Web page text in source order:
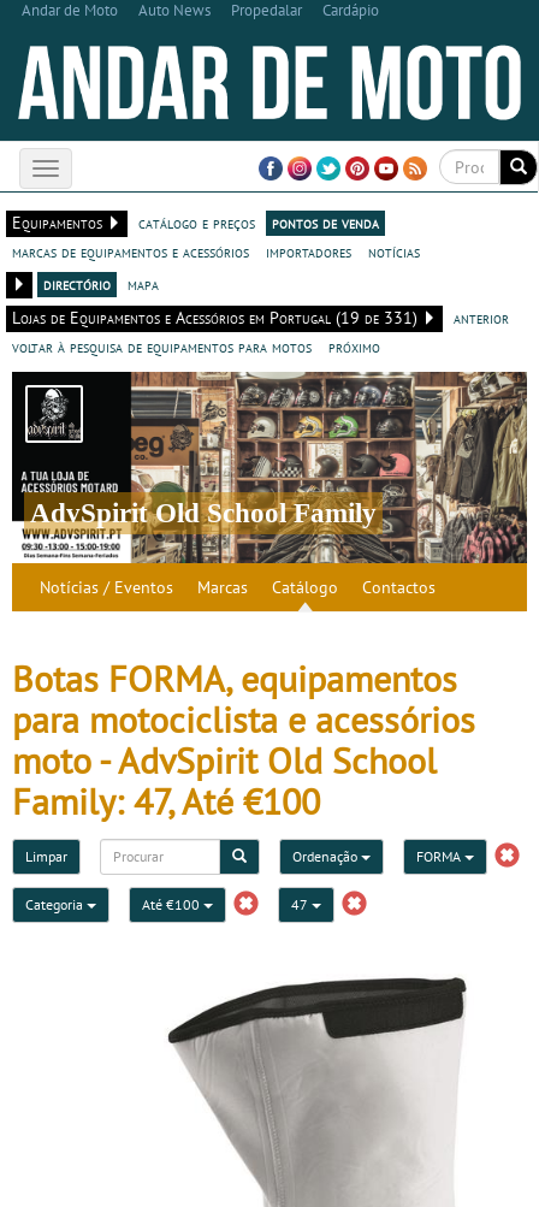
Andar de Moto Auto News Propedalar Cardápio
Toggle
navigation
Equipamentos
catálogo e preços
pontos de venda
marcas de equipamentos e acessórios
importadores
notícias
directório
mapa
Lojas de Equipamentos e Acessórios em Portugal (19 de 331)
anterior
voltar à pesquisa de equipamentos para motos
próximo
AdvSpirit Old School Family
Notícias / Eventos Marcas Catálogo Contactos
Botas FORMA, equipamentos
para motociclista e acessórios
moto - AdvSpirit Old School
Family: 47, Até €100
Limpar Ordenação FORMA
Categoria Até €100 47